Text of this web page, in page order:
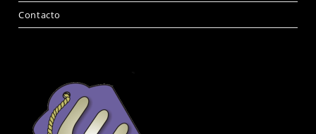
Contacto